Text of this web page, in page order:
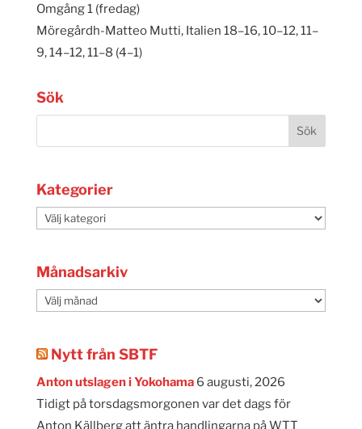
Omgång 1 (fredag)
Möregårdh-Matteo Mutti, Italien 18–16, 10–12, 11–
9, 14–12, 11–8 (4–1)
Sök
Kategorier
Kategorier
Månadsarkiv
Månadsarkiv
Nytt från SBTF
Anton utslagen i Yokohama 6 augusti, 2026
Tidigt på torsdagsmorgonen var det dags för
Anton Källberg att äntra handlingarna på WTT